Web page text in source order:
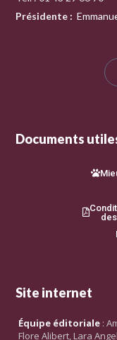
Présidente :
Documents
Site internet
Équipe éditoriale :
Flore Alibert, Lara